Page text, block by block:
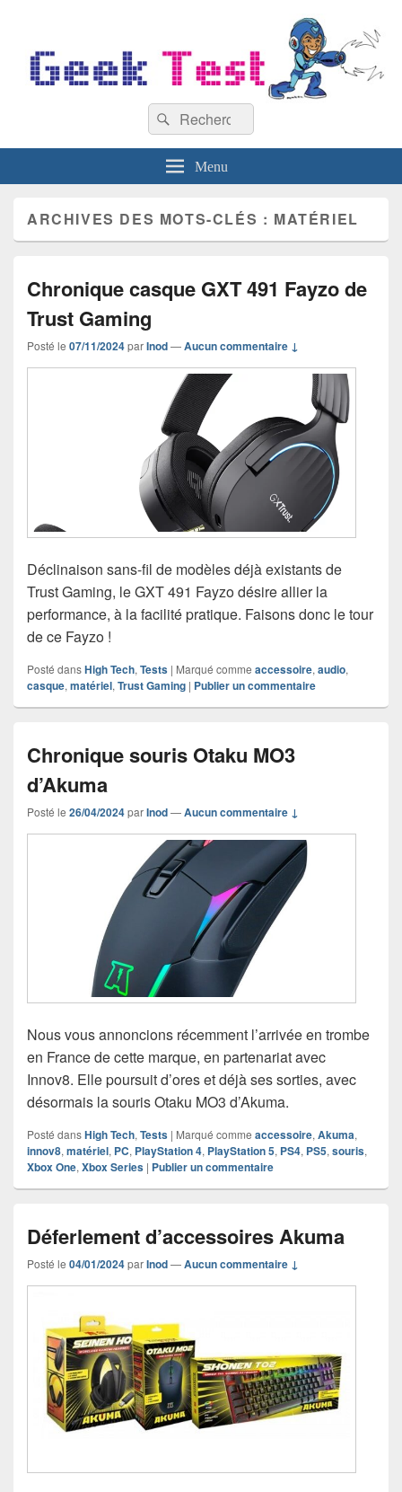
Recherche :
Rechercher
Menu
ARCHIVES DES MOTS-CLÉS : MATÉRIEL
Chronique casque GXT 491 Fayzo de
Trust Gaming
Posté le 07/11/2024parInod—Aucun commentaire ↓
Déclinaison sans-fil de modèles déjà existants de
Trust Gaming, le GXT 491 Fayzo désire allier la
performance, à la facilité pratique. Faisons donc le tour
de ce Fayzo !
Posté dansHigh Tech, Tests | Marqué comme accessoire, audio,
casque, matériel, Trust Gaming | Publier un commentaire
Chronique souris Otaku MO3
d’Akuma
Posté le 26/04/2024parInod—Aucun commentaire ↓
Nous vous annoncions récemment l’arrivée en trombe
en France de cette marque, en partenariat avec
Innov8. Elle poursuit d’ores et déjà ses sorties, avec
désormais la souris Otaku MO3 d’Akuma.
Posté dansHigh Tech, Tests | Marqué comme accessoire, Akuma,
innov8, matériel, PC, PlayStation 4, PlayStation 5, PS4, PS5, souris,
Xbox One, Xbox Series | Publier un commentaire
Déferlement d’accessoires Akuma
Posté le 04/01/2024parInod—Aucun commentaire ↓